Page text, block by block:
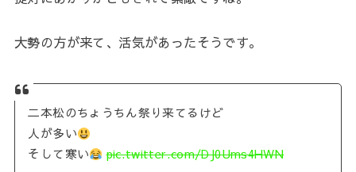
大勢の方が来て、活気があったそうです。
二本松のちょうちん祭り来てるけど
人が多い
そして寒い
pic.twitter.com/DJ0Ums4HWN